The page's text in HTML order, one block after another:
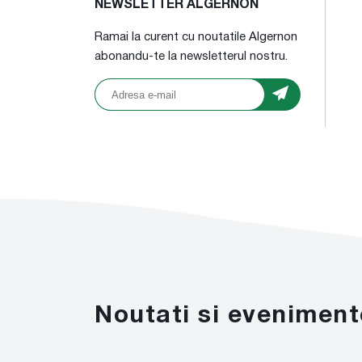
NEWSLETTER ALGERNON
Ramai la curent cu noutatile Algernon
abonandu-te la newsletterul nostru.
Noutati si